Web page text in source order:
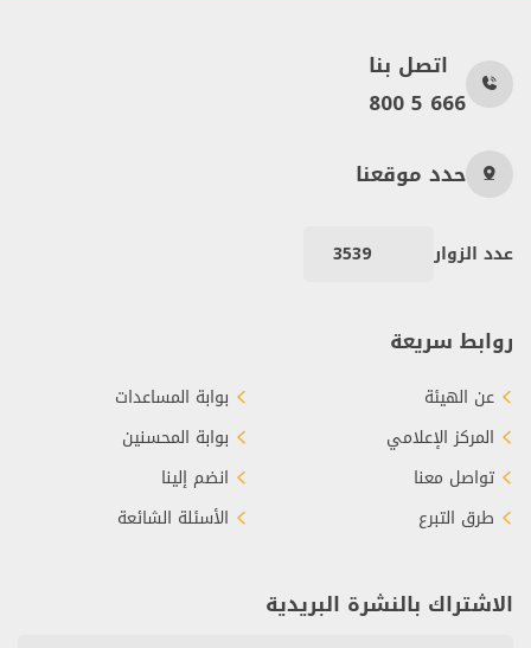
اتصل بنا
800 5 666
حدد موقعنا
عدد الزوار 3539
روابط سريعة
عن الهيئة
المركز الإعلامي
تواصل معنا
طرق التبرع
بوابة المساعدات
بوابة المحسنين
انضم إلينا
الأسئلة الشائعة
الاشتراك بالنشرة البريدية